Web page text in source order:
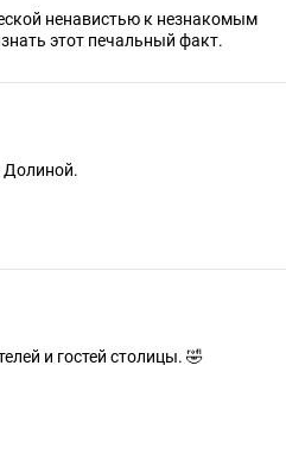
ненавистью к незнакомым
этот печальный факт.
Долиной.
и гостей столицы. 🤣